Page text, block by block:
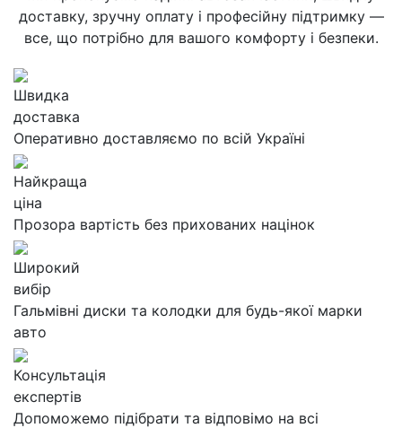
доставку, зручну оплату і професійну підтримку —
все, що потрібно для вашого комфорту і безпеки.
Швидка
доставка
Оперативно доставляємо по всій Україні
Найкраща
ціна
Прозора вартість без прихованих націнок
Широкий
вибір
Гальмівні диски та колодки для будь-якої марки
авто
Консультація
експертів
Допоможемо підібрати та відповімо на всі